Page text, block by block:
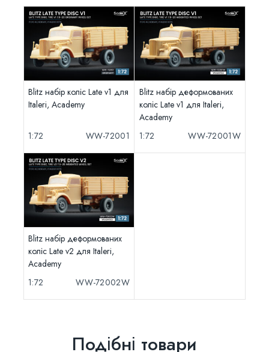
Blitz набір коліс Late v1 для
Italeri, Academy
1:72 WW-72001
Blitz набір деформованих
коліс Late v1 для Italeri,
Academy
1:72
WW-72001W
Blitz набір деформованих
коліс Late v2 для Italeri,
Academy
1:72
WW-72002W
Подібні товари